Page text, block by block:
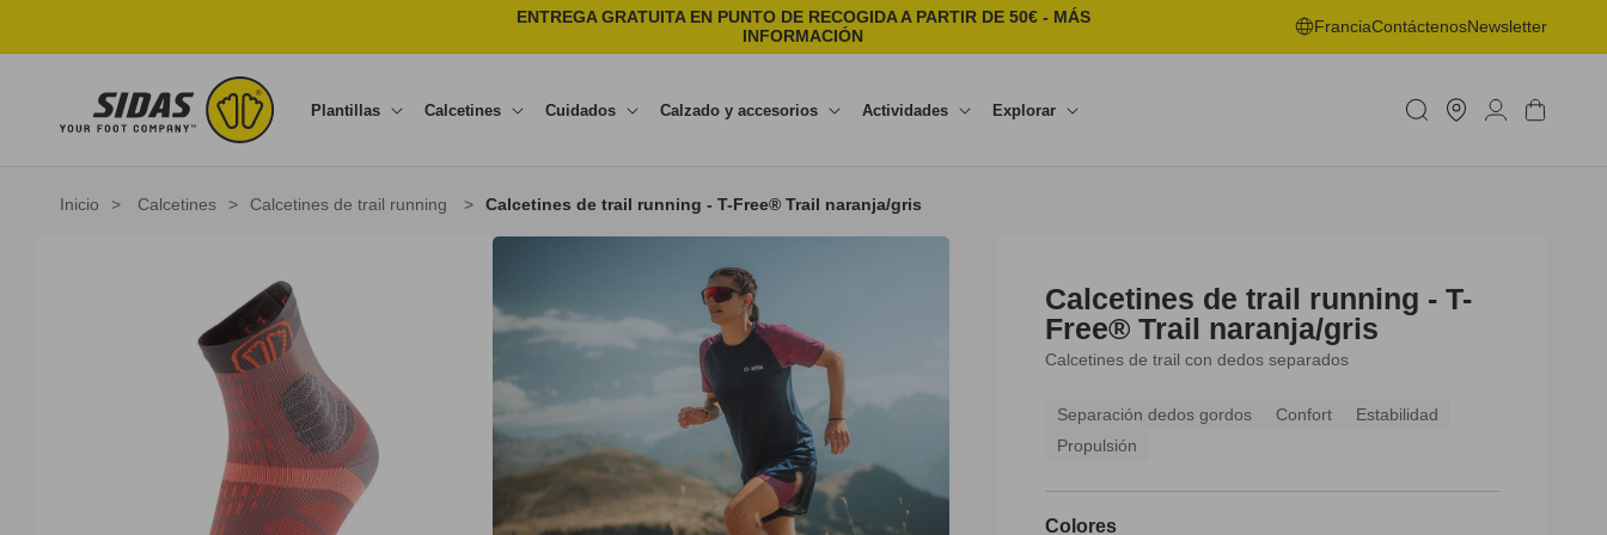
ENTREGA GRATUITA EN PUNTO DE RECOGIDA A PARTIR DE 50€ - MÁS
INFORMACIÓN
FranciaContáctenosNewsletter
Plantillas Calcetines Cuidados Calzado y accesorios Actividades Explorar
una
tienda
Iniciar
sesión Carrito
Inicio > Calcetines > Calcetines de trail running > Calcetines de trail running - T-Free® Trail naranja/gris
Calcetines de trail running - T-
Free® Trail naranja/gris
Calcetines de trail con dedos separados
Separación dedos gordos Confort
Estabilidad
Propulsión
Colores